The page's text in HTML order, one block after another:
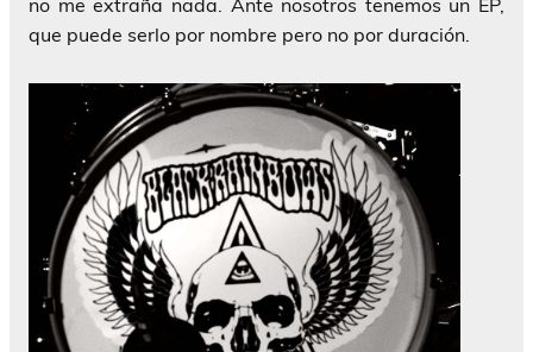
no me extraña nada. Ante nosotros tenemos un EP,
que puede serlo por nombre pero no por duración.